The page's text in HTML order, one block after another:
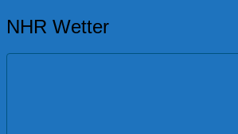
NHR Wetter